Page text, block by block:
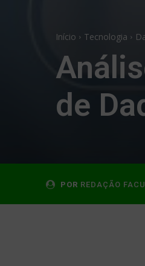
Início Tecnologia
de
POR REDAÇÃO